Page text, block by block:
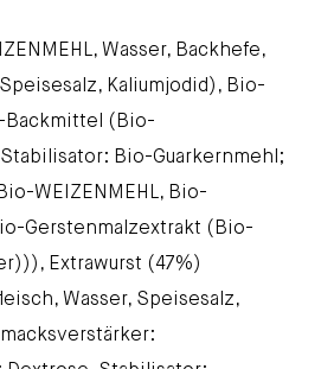
Wasser, Backhefe,
Kaliumjodid), Bio-
Backmittel (Bio-
Stabilisator: Bio-Guarkernmehl;
WEIZENMEHL, Bio-
Gerstenmalzextrakt (Bio-
Extrawurst (47%)
Wasser, Speisesalz,